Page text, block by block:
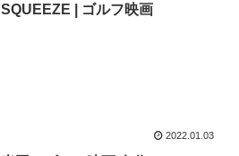
SQUEEZE | ゴルフ映画
2022.01.03